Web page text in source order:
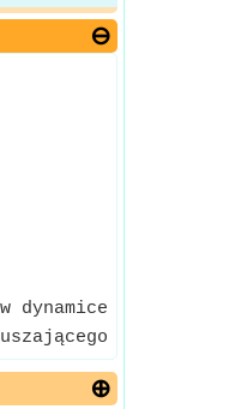
płynów.
się